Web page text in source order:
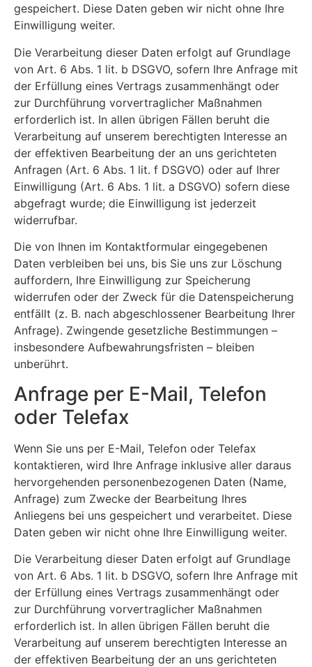
gespeichert. Diese Daten geben wir nicht ohne Ihre
Einwilligung weiter.
Die Verarbeitung dieser Daten erfolgt auf Grundlage
von Art. 6 Abs. 1 lit. b DSGVO, sofern Ihre Anfrage mit
der Erfüllung eines Vertrags zusammenhängt oder
zur Durchführung vorvertraglicher Maßnahmen
erforderlich ist. In allen übrigen Fällen beruht die
Verarbeitung auf unserem berechtigten Interesse an
der effektiven Bearbeitung der an uns gerichteten
Anfragen (Art. 6 Abs. 1 lit. f DSGVO) oder auf Ihrer
Einwilligung (Art. 6 Abs. 1 lit. a DSGVO) sofern diese
abgefragt wurde; die Einwilligung ist jederzeit
widerrufbar.
Die von Ihnen im Kontaktformular eingegebenen
Daten verbleiben bei uns, bis Sie uns zur Löschung
auffordern, Ihre Einwilligung zur Speicherung
widerrufen oder der Zweck für die Datenspeicherung
entfällt (z. B. nach abgeschlossener Bearbeitung Ihrer
Anfrage). Zwingende gesetzliche Bestimmungen –
insbesondere Aufbewahrungsfristen – bleiben
unberührt.
Anfrage per E-Mail, Telefon
oder Telefax
Wenn Sie uns per E-Mail, Telefon oder Telefax
kontaktieren, wird Ihre Anfrage inklusive aller daraus
hervorgehenden personenbezogenen Daten (Name,
Anfrage) zum Zwecke der Bearbeitung Ihres
Anliegens bei uns gespeichert und verarbeitet. Diese
Daten geben wir nicht ohne Ihre Einwilligung weiter.
Die Verarbeitung dieser Daten erfolgt auf Grundlage
von Art. 6 Abs. 1 lit. b DSGVO, sofern Ihre Anfrage mit
der Erfüllung eines Vertrags zusammenhängt oder
zur Durchführung vorvertraglicher Maßnahmen
erforderlich ist. In allen übrigen Fällen beruht die
Verarbeitung auf unserem berechtigten Interesse an
der effektiven Bearbeitung der an uns gerichteten